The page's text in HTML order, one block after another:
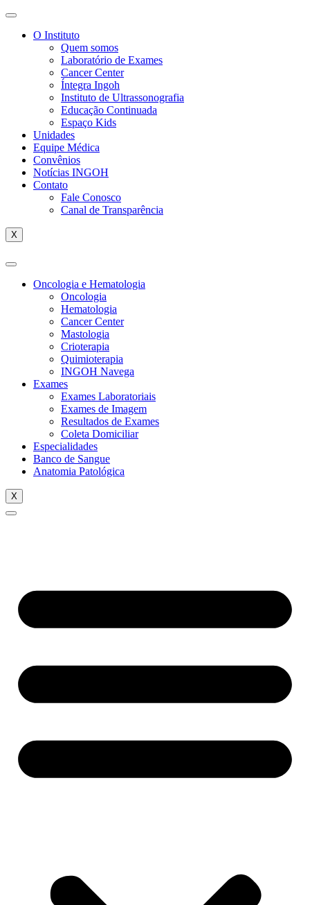
O Instituto
Quem somos
Laboratório de Exames
Cancer Center
Íntegra Ingoh
Instituto de Ultrassonografia
Educação Continuada
Espaço Kids
Unidades
Equipe Médica
Convênios
Notícias INGOH
Contato
Fale Conosco
Canal de Transparência
X
Oncologia e Hematologia
Oncologia
Hematologia
Cancer Center
Mastologia
Crioterapia
Quimioterapia
INGOH Navega
Exames
Exames Laboratoriais
Exames de Imagem
Resultados de Exames
Coleta Domiciliar
Especialidades
Banco de Sangue
Anatomia Patológica
X